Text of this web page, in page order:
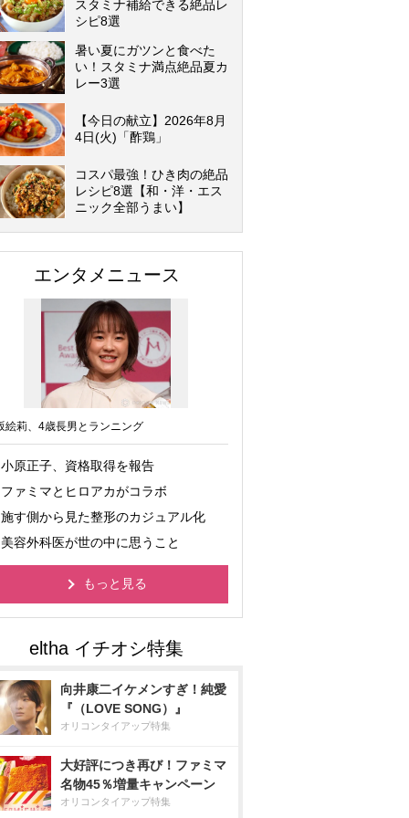
スタミナ補給できる絶品レ
シピ8選
暑い夏にガツンと食べた
い！スタミナ満点絶品夏カ
レー3選
【今日の献立】2026年8月
4日(火)「酢鶏」
コスパ最強！ひき肉の絶品
レシピ8選【和・洋・エス
ニック全部うまい】
エンタメニュース
絵莉、4歳長男とランニング
小原正子、資格取得を報告
ファミマとヒロアカがコラボ
施す側から見た整形のカジュアル化
美容外科医が世の中に思うこと
もっと見る
向井康二イケメンすぎ！純愛
『（LOVE SONG）』
オリコンタイアップ特集
大好評につき再び！ファミマ
名物45％増量キャンペーン
オリコンタイアップ特集